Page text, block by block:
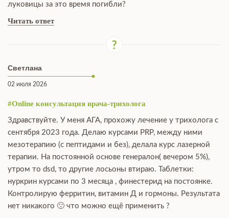
луковицы за это время погибли?
Читать ответ
Светлана
02 июля 2026
#Online консультация врача-трихолога
Здравствуйте. У меня АГА, прохожу лечение у трихолога с
сентября 2023 года. Делаю курсами PRP, между ними
мезотерапию (с пептидами и без), делала курс лазерной
терапии. На постоянной основе генералон( вечером 5%),
утром то dsd, то другие лосьоны втираю. Таблетки:
нуркрин курсами по 3 месяца , финестерид на постоянке.
Контролирую ферритин, витамин Д и гормоны. Результата
нет никакого 🙁 что можно ещё применить ?